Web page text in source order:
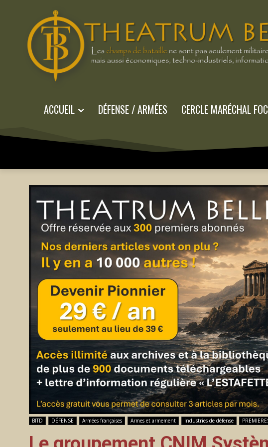
ACCUEIL DÉFENSE / ARMÉES CERCLE MARÉCHAL
BITD DÉFENSE Armées françaises Armes et armement Industries de défense